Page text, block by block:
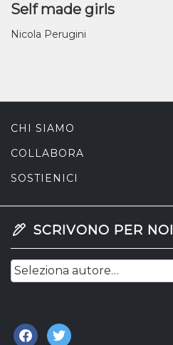
Self made girls
Nicola Perugini
CHI SIAMO
COLLABORA
SOSTIENICI
SCRIVONO PER NOI
facebook
twitter